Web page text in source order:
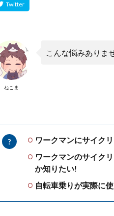
ねこま
こんな悩みありま
ワークマンにサイク
ワークマンのサイク
か知りたい!
自転車乗りが実際に